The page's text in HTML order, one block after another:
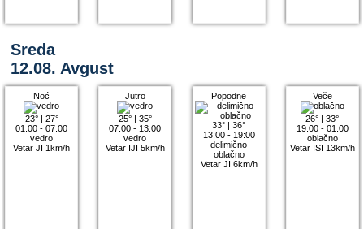
Sreda
12.08. Avgust
Noć
23°| 27°
01:00 - 07:00
vedro
Vetar JI 1km/h
Jutro
25°| 35°
07:00 - 13:00
vedro
Vetar IJI 5km/h
Popodne
33° |36°
13:00 - 19:00
delimično
oblačno
Vetar JI 6km/h
Veče
26° |33°
19:00 - 01:00
oblačno
Vetar ISI 13km/h